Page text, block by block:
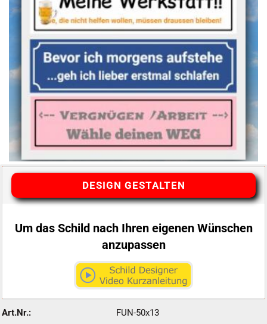
DESIGN GESTALTEN
Um das Schild nach Ihren eigenen Wünschen
anzupassen
Art.Nr.:
FUN-50x13